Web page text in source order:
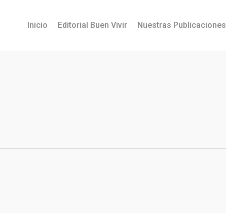
Inicio Editorial Buen Vivir Nuestras Publicaciones